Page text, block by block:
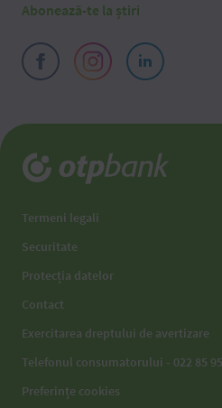
Abonează-te la știri
Termeni legali
Securitate
Protecția datelor
Contact
Exercitarea dreptului de avertizare
Telefonul consumatorului - 022 85
Preferințe cookies